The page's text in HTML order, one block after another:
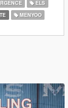
ELS
MENYOO